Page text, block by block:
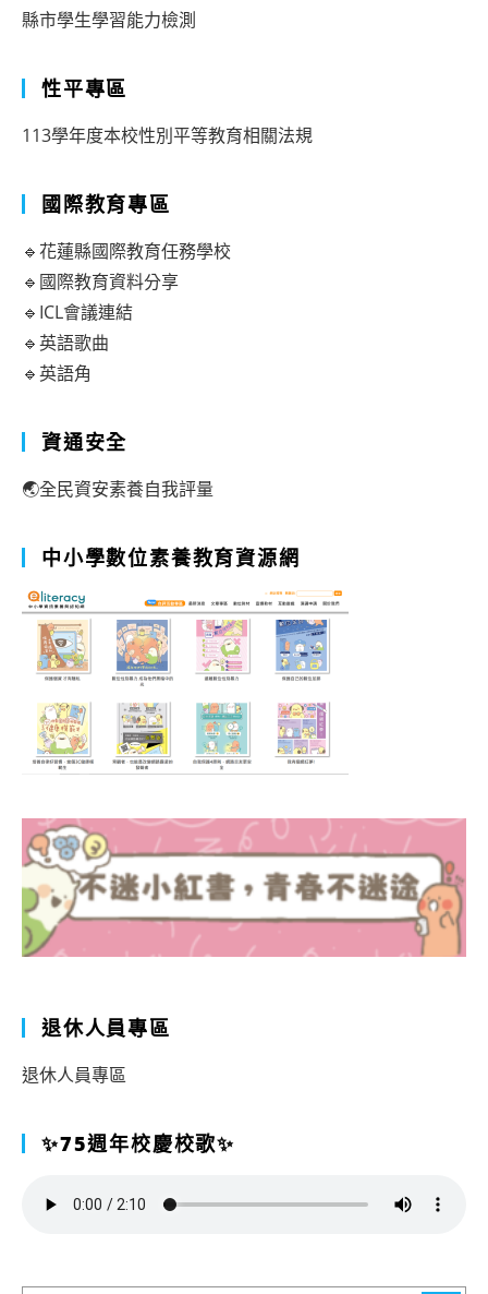
縣市學生學習能力檢測
性平專區
113學年度本校性別平等教育相關法規
國際教育專區
🔹花蓮縣國際教育任務學校
🔹國際教育資料分享
🔹ICL會議連結
🔹英語歌曲
🔹英語角
資通安全
🌏全民資安素養自我評量
中小學數位素養教育資源網
退休人員專區
退休人員專區
✨75週年校慶校歌✨